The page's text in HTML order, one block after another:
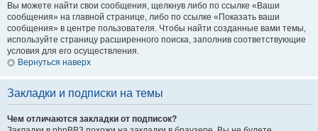
Вы можете найти свои сообщения, щелкнув либо по ссылке «Ваши
сообщения» на главной странице, либо по ссылке «Показать ваши
сообщения» в центре пользователя. Чтобы найти созданные вами темы,
используйте страницу расширенного поиска, заполнив соответствующие
условия для его осуществления.
Вернуться наверх
Закладки и подписки на темы
Чем отличаются закладки от подписок?